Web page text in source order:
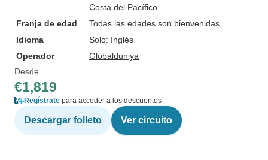
Costa del Pacífico
Franja de edad
Todas las edades son bienvenidas
Idioma
Solo: Inglés
Operador
Globalduniya
Desde
€1,819
Regístrate para acceder a los descuentos
Descargar folleto Ver circuito